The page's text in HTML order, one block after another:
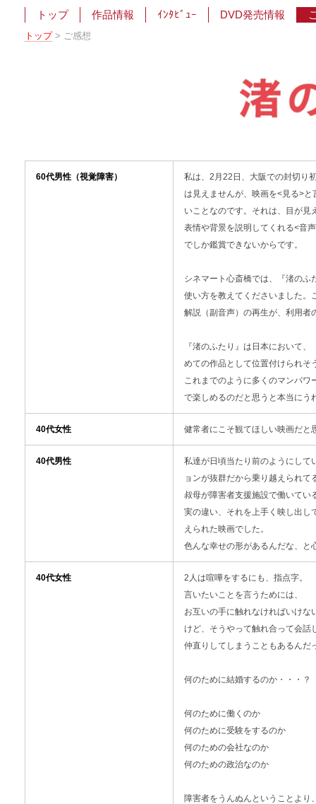
トップ 作品情報 ｲﾝﾀﾋﾞｭｰ DVD発売情報
トップ> ご感想
60代男性（視覚障害）
私は、2月22日、大阪での封切り
は見えませんが、映画を<見る>
いことなのです。それは、目が
表情や背景を説明してくれる<音
でしか鑑賞できないからです。
シネマート心斎橋では、『渚の
使い方を教えてくださいました。
解説（副音声）の再生が、利用者
『渚のふたり』は日本において
めての作品として位置付けられそ
これまでのように多くのマンパ
で楽しめるのだと思うと本当にう
40代女性 健常者にこそ観てほしい映画だと
40代男性
私達が日頃当たり前のようにして
ョンが抜群だから乗り越えられて
叔母が障害者支援施設で働いてい
実の違い、それを上手く映し出し
えられた映画でした。
色んな幸せの形があるんだな、と
40代女性
2人は喧嘩をするにも、指点字。
言いたいことを言うためには、
お互いの手に触れなければいけな
けど、そうやって触れ合って会話
仲直りしてしまうこともあるんだ
何のために結婚するのか・・・？
何のために働くのか
何のために受験をするのか
何のための会社なのか
何のための政治なのか
障害者をうんぬんということより